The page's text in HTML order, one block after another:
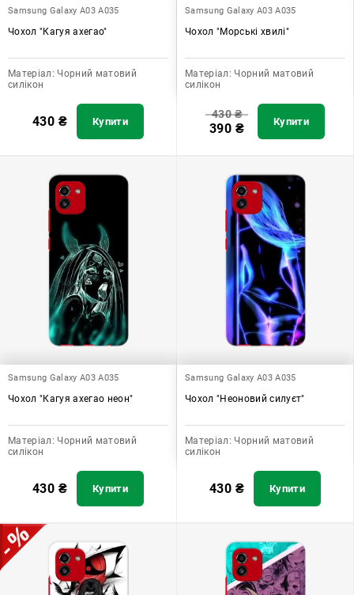
Samsung Galaxy A03 A035
Чохол "Кагуя ахегао"
Матеріал: Чорний матовий
силікон
430 ₴ Купити
Samsung Galaxy A03 A035
Чохол "Морські хвилі"
Матеріал: Чорний матовий
силікон
430₴
390 ₴ Купити
Samsung Galaxy A03 A035
Чохол "Кагуя ахегао неон"
Матеріал: Чорний матовий
силікон
430 ₴ Купити
Samsung Galaxy A03 A035
Чохол "Неоновий силуєт"
Матеріал: Чорний матовий
силікон
430 ₴ Купити